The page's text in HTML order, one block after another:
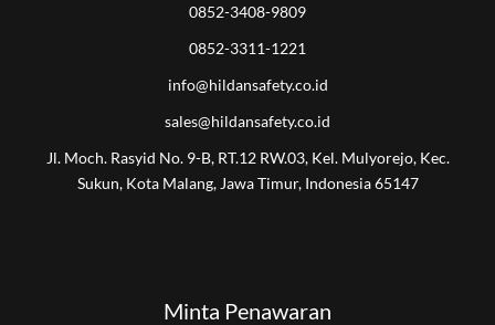
0852-3408-9809
0852-3311-1221
info@hildansafety.co.id
sales@hildansafety.co.id
Jl. Moch. Rasyid No. 9-B, RT.12 RW.03, Kel. Mulyorejo, Kec.
Sukun, Kota Malang, Jawa Timur, Indonesia 65147
Minta Penawaran